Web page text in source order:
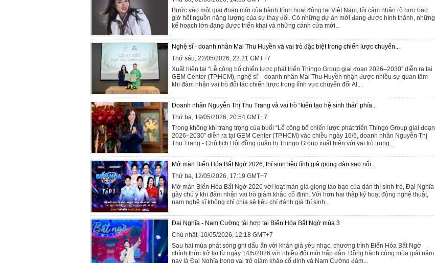
Bước vào một giai đoạn mới của hành trình hoạt động tại Việt Nam, tôi cảm nhận rõ hơn bao
giờ hết nguồn năng lượng của sự thay đổi. Có những dự án mới đang được hình thành, những
kế hoạch lớn đang được triển khai và những cánh cửa mới...
Nghệ sĩ - doanh nhân Mai Thu Huyền và vai trò đặc biệt trong chiến lược chuyển...
Thứ sáu, 22/05/2026, 22:21 GMT+7
Xuất hiện tại “Lễ công bố chiến lược phát triển Thingo Group giai đoạn 2026–2030” diễn ra tại
GEM Center (TP.HCM), nghệ sĩ – doanh nhân Mai Thu Huyền nhận được nhiều sự quan tâm
khi đảm nhận vai trò đối tác chiến lược trong lĩnh vực chuyển đổi AI...
Doanh nhân Nguyễn Thị Thu Trang và vai trò “kiến tạo hệ sinh thái” phía...
Thứ ba, 19/05/2026, 20:54 GMT+7
Trong không khí trang trọng của buổi “Lễ công bố chiến lược phát triển Thingo Group giai đoạn
2026–2030” diễn ra tại GEM Center (TP.HCM) vào chiều ngày 16/5, doanh nhân Nguyễn Thị
Thu Trang - Chủ tịch Hội đồng quản trị Thingo Group xuất hiện với vai trò trung...
Mở màn Biến Hóa Bất Ngờ 2026, thí sinh liều lĩnh giả giọng dàn sao nổi...
Thứ ba, 12/05/2026, 17:19 GMT+7
Mở màn Biến Hóa Bất Ngờ 2026 với loạt màn giả giọng táo bạo của dàn thí sinh trẻ, Đại Nghĩa
gây chú ý khi đảm nhận vai trò giám khảo cố định. Với hơn hai thập kỷ hoạt động nghệ thuật,
nam nghệ sĩ không chỉ chia sẻ tiêu chí đánh giá thí sinh...
Đại Nghĩa - Nam Cường tái hợp tại Biến Hóa Bất Ngờ mùa 3
Chủ nhật, 10/05/2026, 12:18 GMT+7
Sau hai mùa phát sóng ghi dấu ấn với khán giả yêu nhạc, chương trình Biến Hóa Bất Ngờ
chính thức trở lại từ ngày 14/5/2026 với nhiều đổi mới hấp dẫn. Đồng hành cùng mùa giải năm
nay là Đại Nghĩa trong vai trò giám khảo cố định và Nam Cường đảm...